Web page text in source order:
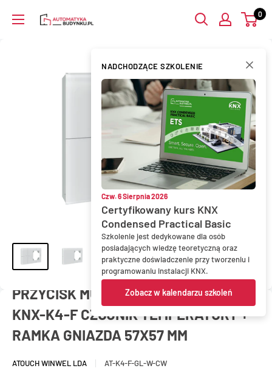
AutomatykaBudynku.pl 0
NADCHODZĄCE SZKOLENIE
Czw. 6 Sierpnia 2026
Certyfikowany kurs KNX
Condensed Practical Basic
Szkolenie jest dedykowane dla osób
posiadających wiedzę teoretyczną oraz
praktyczne doświadczenie przy tworzeniu i
programowaniu instalacji KNX.
Zobacz w kalendarzu szkoleń
PRZYCISK MULTITOUCH SZKLANY
KNX-K4-F CZUJNIK TEMPERATURY +
RAMKA GNIAZDA 57X57 MM
ATOUCH WINWEL LDA AT-K4-F-GL-W-CW